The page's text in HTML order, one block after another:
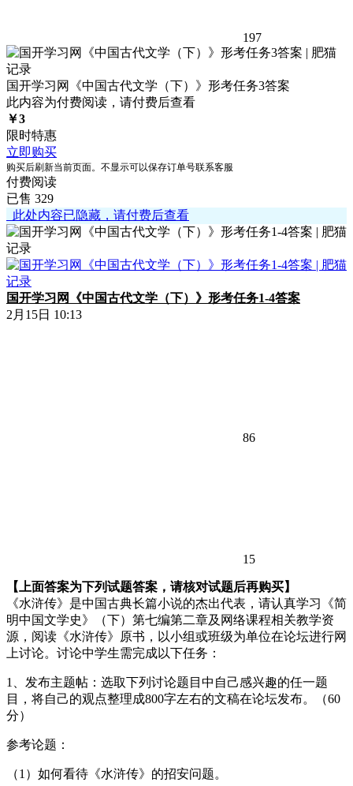
197
国开学习网《中国古代文学（下）》形考任务3答案
此内容为付费阅读，请付费后查看
￥3
限时特惠
立即购买
购买后刷新当前页面。不显示可以保存订单号联系客服
付费阅读
已售 329
此处内容已隐藏，请付费后查看
国开学习网《中国古代文学（下）》形考任务1-4答案
2月15日 10:13
86
15
【上面答案为下列试题答案，请核对试题后再购买】
《水浒传》是中国古典长篇小说的杰出代表，请认真学习《简
明中国文学史》（下）第七编第二章及网络课程相关教学资
源，阅读《水浒传》原书，以小组或班级为单位在论坛进行网
上讨论。讨论中学生需完成以下任务：
1、发布主题帖：选取下列讨论题目中自己感兴趣的任一题
目，将自己的观点整理成800字左右的文稿在论坛发布。（60
分）
参考论题：
（1）如何看待《水浒传》的招安问题。